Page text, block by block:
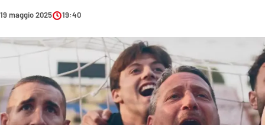
SANITÀ
AMBIENTE
CULTURA
ECONOMIA E LAVORO
19 maggio 2025 19:40